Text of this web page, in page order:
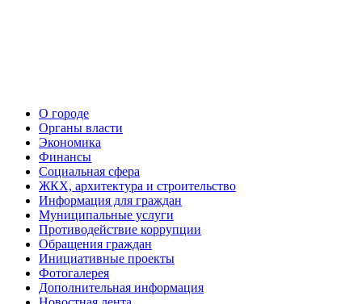
О городе
Органы власти
Экономика
Финансы
Социальная сфера
ЖКХ, архитектура и строительство
Информация для граждан
Муниципальные услуги
Противодействие коррупции
Обращения граждан
Инициативные проекты
Фотогалерея
Дополнительная информация